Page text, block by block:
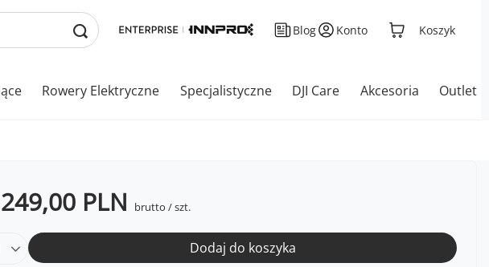
Blog Konto Koszyk
Rowery Elektryczne Specjalistyczne DJI Care Akcesoria Outlet
PLN brutto /szt.
Dodaj do koszyka